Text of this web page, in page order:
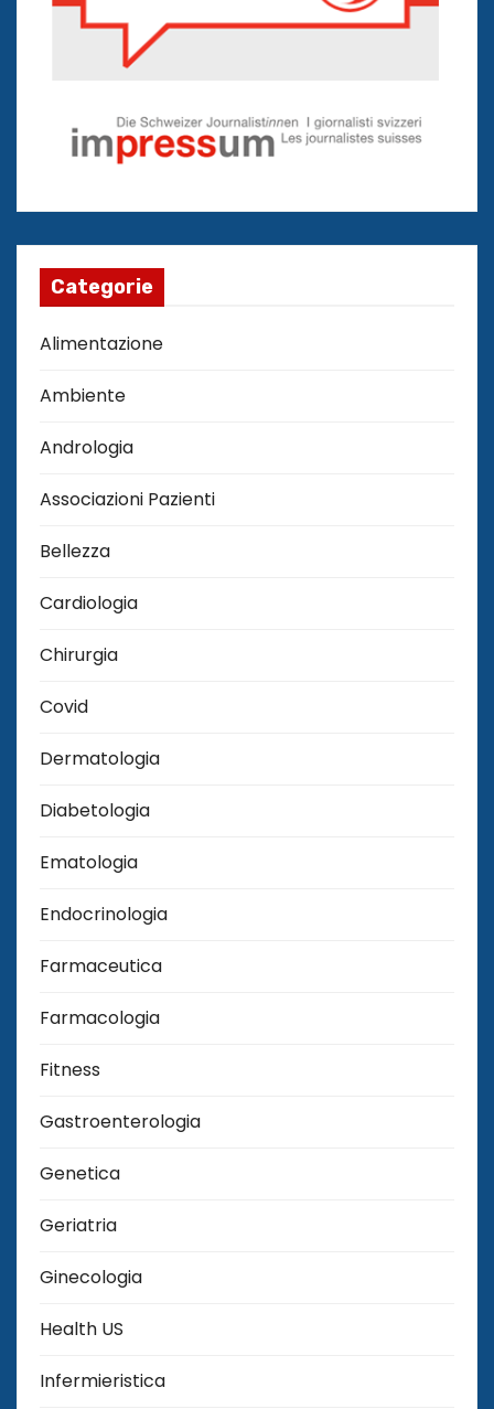
Categorie
Alimentazione
Ambiente
Andrologia
Associazioni Pazienti
Bellezza
Cardiologia
Chirurgia
Covid
Dermatologia
Diabetologia
Ematologia
Endocrinologia
Farmaceutica
Farmacologia
Fitness
Gastroenterologia
Genetica
Geriatria
Ginecologia
Health US
Infermieristica